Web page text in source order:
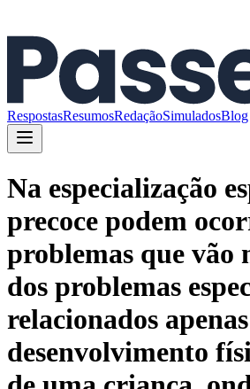
RespostasResumosRedaçãoSimuladosBlog
Na especialização
precoce podem
problemas que vão
dos problemas
relacionados
desenvolvimento